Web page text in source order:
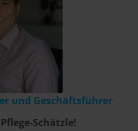
und Geschäftsführer
Schätzle!